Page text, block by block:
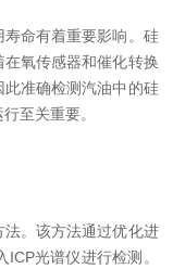
命有着重要影响。硅
氧传感器和催化转换
准确检测汽油中的硅
至关重要。
。该方法通过优化进
光谱仪进行检测。